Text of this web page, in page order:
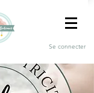
Se connecter